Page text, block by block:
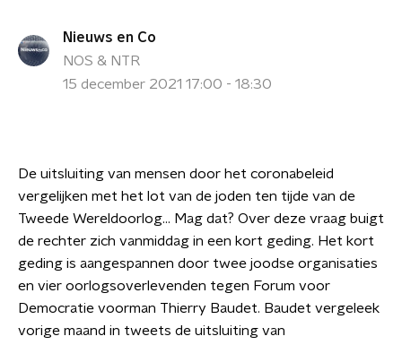
Nieuws en Co
NOS & NTR
15 december 2021 17:00 - 18:30
De uitsluiting van mensen door het coronabeleid
vergelijken met het lot van de joden ten tijde van de
Tweede Wereldoorlog... Mag dat? Over deze vraag buigt
de rechter zich vanmiddag in een kort geding. Het kort
geding is aangespannen door twee joodse organisaties
en vier oorlogsoverlevenden tegen Forum voor
Democratie voorman Thierry Baudet. Baudet vergeleek
vorige maand in tweets de uitsluiting van